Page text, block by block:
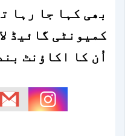
بھی کہا جا رہا
کمیونٹی گائیڈ
اُن کا اکاؤنٹ